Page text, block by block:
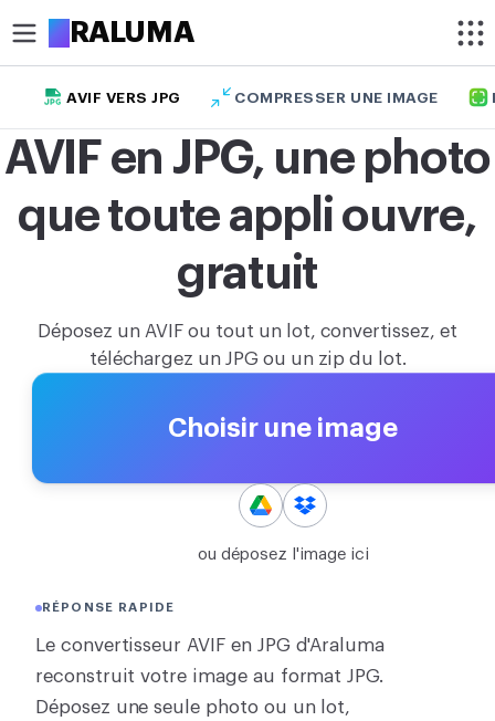
ARALUMA
Recadrer une image
Recadrer une image en cercle
Compresser une image
Améliorer la qualité d’une image
AUTRES
Convertir JPG en PDF
AVIF VERS JPG COMPRESSER UNE IMAGE
AVIF en JPG, une photo
que toute appli ouvre,
gratuit
Déposez un AVIF ou tout un lot, convertissez, et
téléchargez un JPG ou un zip du lot.
Choisir une image
ou déposez l'image ici
RÉPONSE RAPIDE
Le convertisseur AVIF en JPG d'Araluma
reconstruit votre image au format JPG.
Déposez une seule photo ou un lot,